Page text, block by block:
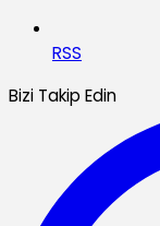
RSS
Bizi Takip Edin